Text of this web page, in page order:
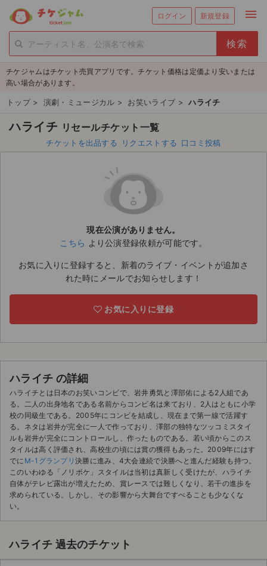
ログイン 新規登録 menu
person_add 新規会員登録
チケットを探す
新着チケット
値下げしたチケット
都道府県からチケットを探す
チケットのリクエスト一覧
ライブ・コンサート（国内）
スポーツ
ご利用ガイド
ご利用ガイド
手数料・お支払い方法
AIに質問する
よくある質問
チケジャムはチケット売買アプリです。チケット価格は定価より安いまたは
高い場合があります。
トップ > 演劇・ミュージカル > お笑いライブ > ハライチ
ハライチ リセールチケット一覧
チケットを出品する リクエストする 口コミ投稿
現在公演がありません。
こちら より公演登録依頼が可能です。
お気に入りに登録すると、新着のライブ・イベントが追加さ
れた時にメールでお知らせします！
お気に入りに登録
ハライチ の詳細
ハライチとは日本のお笑いコンビで、岩井勇気と澤部佑による2人組であ
る。二人の出身地名である名前からコンビ名は来ており、2人はともに小学
校の同級生である。2005年にコンビを結成し、現在まで第一線で活躍す
る。ネタは岩井が完全に一人で作っており、澤部の独特なツッコミスタイ
ルも岩井が完全にコントロールし、作ったものである。若い頃からこのス
タイルは高く評価され、高校生の頃には賞の獲得もあった。2009年にはす
でに M-1グランプリ決勝に進み、4大会連続で決勝へと進んだ経験も持つ。
このいわゆる「ノリボケ」スタイルは当初は真新しく受けたが、ハライチ
自体がテレビ露出が増えたため、賞レースでは難しくなり、若干の進歩を
求められている。しかし、その影響から大舞台ですべることも少なくな
い。
ハライチ 過去のチケット